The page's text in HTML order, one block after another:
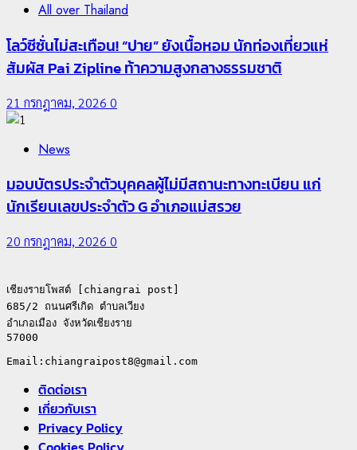
All over Thailand
โลว์ซีซั่นไม่สะเทือน! “ปาย” ยังเนื้อหอม นักท่องเที่ยวแห่
สัมผัส Pai Zipline ท้าความสูงกลางธรรมชาติ
21 กรกฎาคม, 2026 0
News
มอบบัตรประจำตัวบุคคลผู้ไม่มีสถานะทางทะเบียน แก่
นักเรียนเลขประจำตัว G อำเภอแม่สรวย
20 กรกฎาคม, 2026 0
เชียงรายโพสต์ [chiangrai post]
685/2 ถนนศรีเกิด ตำบลเวียง
อำเภอเมือง จังหวัดเชียงราย
57000
ติดต่อเรา
เกี่ยวกับเรา
Privacy Policy